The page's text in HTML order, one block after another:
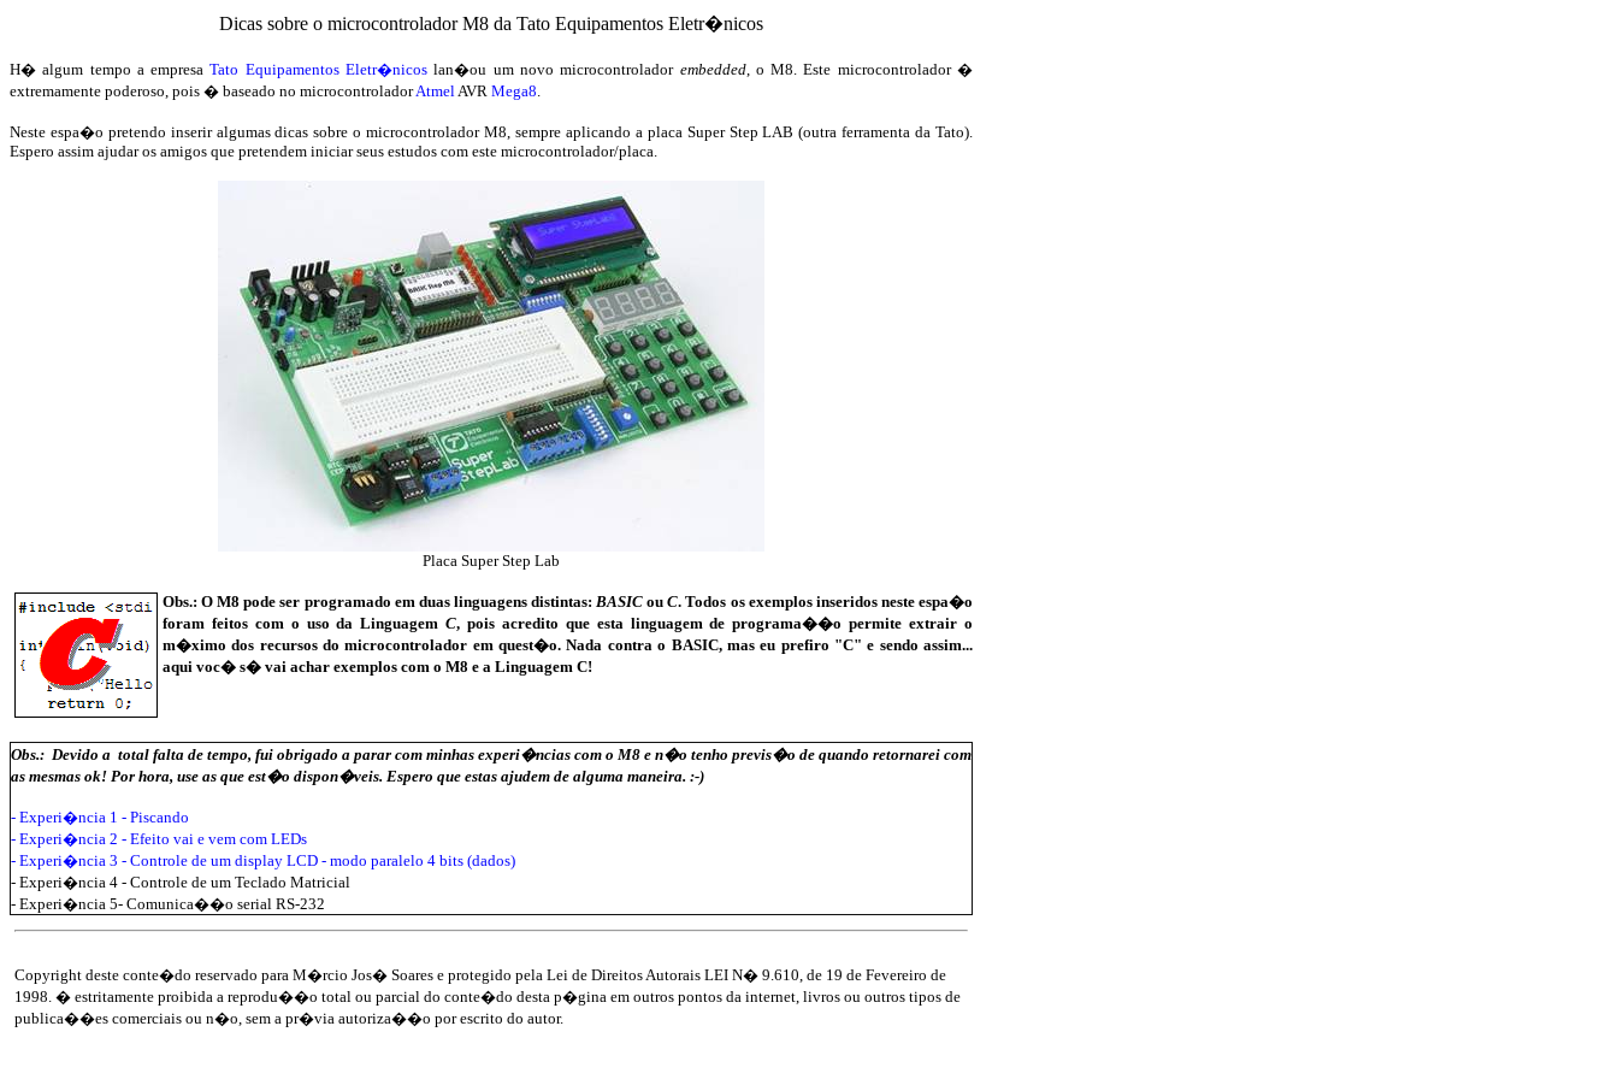
Dicas sobre o microcontrolador M8 da Tato Equipamentos Eletr�nicos
H� algum tempo a empresaTato Equipamentos Eletr�nicos lan�ou um novo microcontrolador embedded, o M8. Este microcontrolador �
extremamente poderoso, pois � baseado no microcontroladorAtmelAVR Mega8.
Neste espa�o pretendo inserir algumas dicas sobre o microcontrolador M8, sempre aplicando a placa Super Step LAB (outra ferramenta da Tato).
Espero assim ajudar os amigos que pretendem iniciar seus estudos com este microcontrolador/placa.
Placa Super Step Lab
Obs.: O M8 pode ser programado em duas linguagens distintas:BASIC ouC. Todos os exemplos inseridos neste espa�o
foram feitos com o uso da LinguagemC, pois acredito que esta linguagem de programa��o permite extrair o
m�ximo dos recursos do microcontrolador em quest�o. Nada contra o BASIC, mas eu prefiro "C" e sendo assim...
aqui voc� s� vai achar exemplos com o M8 e a Linguagem C!
Obs.: Devido a total falta de tempo, fui obrigado a parar com minhas experi�ncias com o M8 e n�o tenho previs�o de quando retornarei com
as mesmas ok! Por hora, use as que est�o dispon�veis. Espero que estas ajudem de alguma maneira. :-)
- Experi�ncia 1 - Piscando
- Experi�ncia 2 - Efeito vai e vem com LEDs
- Experi�ncia 3 - Controle de um display LCD - modo paralelo 4 bits (dados)
- Experi�ncia 4 - Controle de um Teclado Matricial
- Experi�ncia 5- Comunica��o serial RS-232
Copyright deste conte�do reservado para M�rcio Jos� Soares e protegido pela Lei de Direitos Autorais LEI N� 9.610, de 19 de Fevereiro de
1998. � estritamente proibida a reprodu��o total ou parcial do conte�do desta p�gina em outros pontos da internet, livros ou outros tipos de
publica��es comerciais ou n�o, sem a pr�via autoriza��o por escrito do autor.